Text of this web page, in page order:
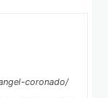
coronado/